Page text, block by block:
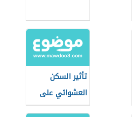
تأثير السكن
العشوائي على
الأفراد